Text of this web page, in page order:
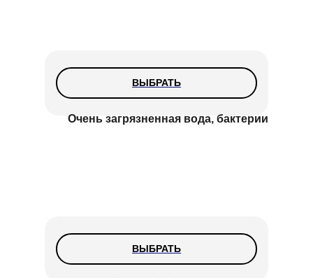
Очень загрязненная вода, бактерии
ВЫБРАТЬ
ВЫБРАТЬ